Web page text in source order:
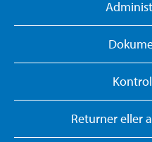
Returner eller